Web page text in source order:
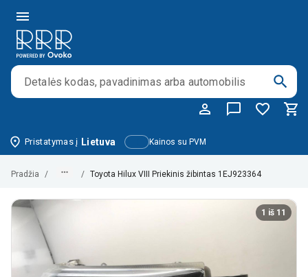
Kainos su PVM
Pristatymas į Lietuva
Pradžia / / Toyota Hilux VIII Priekinis žibintas 1EJ923364
1 iš 11